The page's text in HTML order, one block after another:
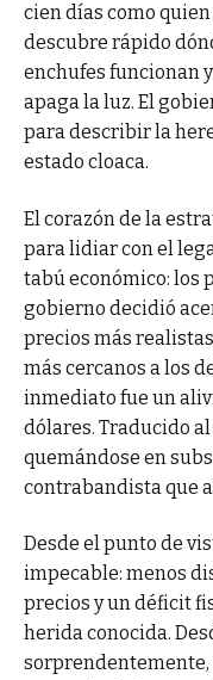
cien días como quien
descubre rápido
enchufes funcionan
apaga la luz. El
para describir la
estado cloaca.
El corazón de la
para lidiar con el
tabú económico: los
gobierno decidió
precios más
más cercanos a los
inmediato fue un
dólares. Traducido
quemándose en
contrabandista que
Desde el punto de
impecable: menos
precios y un déficit
herida conocida.
sorprendentemente,